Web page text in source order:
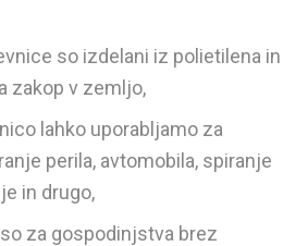
so izdelani iz polietilena in
zakop v zemljo,
lahko uporabljamo za
perila, avtomobila, spiranje
in drugo,
za gospodinjstva brez